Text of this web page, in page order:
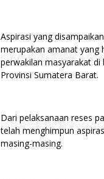
Aspirasi yang
merupakan amanat yang
perwakilan masyarakat
Provinsi Sumatera Barat.
Dari pelaksanaan reses
telah menghimpun
masing-masing.